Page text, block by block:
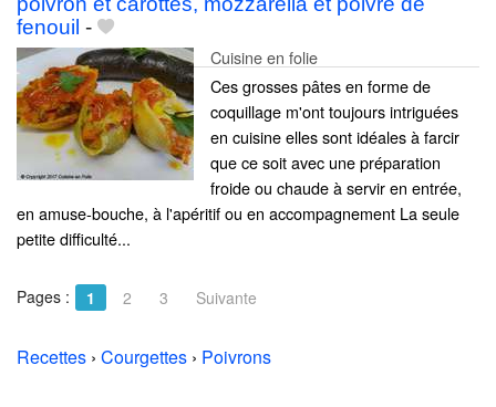
fenouil -
Cuisine en folie
Ces grosses pâtes en forme de
coquillage m'ont toujours intriguées
en cuisine elles sont idéales à farcir
que ce soit avec une préparation
froide ou chaude à servir en entrée,
en amuse-bouche, à l'apéritif ou en accompagnement La seule
petite difficulté...
Pages : 1 2 3 Suivante
Recettes › Courgettes › Poivrons